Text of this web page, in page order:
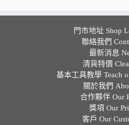
門市地址 Shop
聯絡我們
最新消息
清貨特價
基本工具教學 Teach
關於我們
合作夥伴 Our
獎項 Our
客戶 Our